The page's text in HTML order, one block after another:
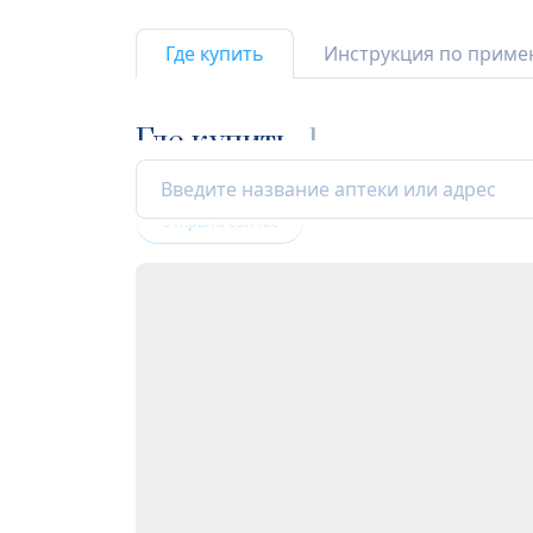
Где купить Инструкция по
Где купить 1
Открыта сейчас